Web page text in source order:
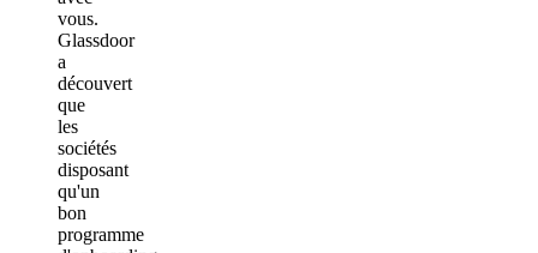
vous.
Glassdoor
a
découvert
que
les
sociétés
disposant
qu'un
bon
programme